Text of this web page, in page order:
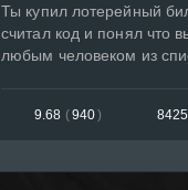
Ты купил лотерейный
считал код и понял что
любым человеком из
9.68 (940) 8425